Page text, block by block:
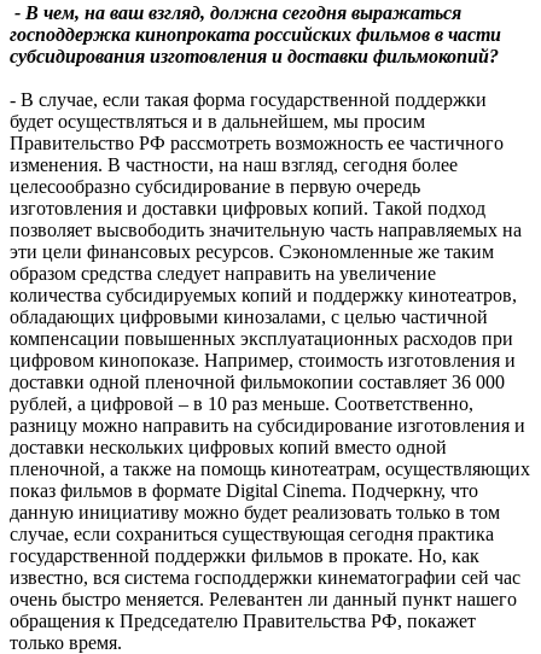
- В чем, на ваш взгляд, должна сегодня выражаться
господдержка кинопроката российских фильмов в части
субсидирования изготовления и доставки фильмокопий?
- В случае, если такая форма государственной поддержки
будет осуществляться и в дальнейшем, мы просим
Правительство РФ рассмотреть возможность ее частичного
изменения. В частности, на наш взгляд, сегодня более
целесообразно субсидирование в первую очередь
изготовления и доставки цифровых копий. Такой подход
позволяет высвободить значительную часть направляемых на
эти цели финансовых ресурсов. Сэкономленные же таким
образом средства следует направить на увеличение
количества субсидируемых копий и поддержку кинотеатров,
обладающих цифровыми кинозалами, с целью частичной
компенсации повышенных эксплуатационных расходов при
цифровом кинопоказе. Например, стоимость изготовления и
доставки одной пленочной фильмокопии составляет 36 000
рублей, а цифровой – в 10 раз меньше. Соответственно,
разницу можно направить на субсидирование изготовления и
доставки нескольких цифровых копий вместо одной
пленочной, а также на помощь кинотеатрам, осуществляющих
показ фильмов в формате Digital Cinema. Подчеркну, что
данную инициативу можно будет реализовать только в том
случае, если сохраниться существующая сегодня практика
государственной поддержки фильмов в прокате. Но, как
известно, вся система господдержки кинематографии сей час
очень быстро меняется. Релевантен ли данный пункт нашего
обращения к Председателю Правительства РФ, покажет
только время.